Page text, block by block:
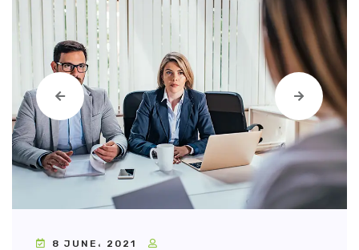
8 JUNE، 2021